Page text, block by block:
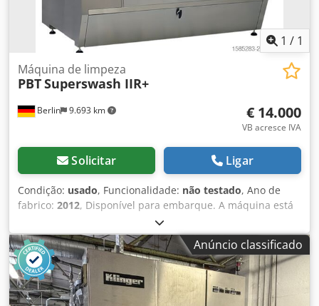
1 / 1
Berlin 9.693 km
Máquina de limpeza
PBTSuperswash IIR+
€ 14.000
VB acresce IVA
Solicitar Ligar
Condição: usado, Funcionalidade: não testado, Ano de
fabrico: 2012, Disponível para embarque. A máquina está
em condição operacional. Solicite informações adicionais,
incluindo fotos e preços! Chodpfxsyup R Te Ad Ssa
Anúncio classificado